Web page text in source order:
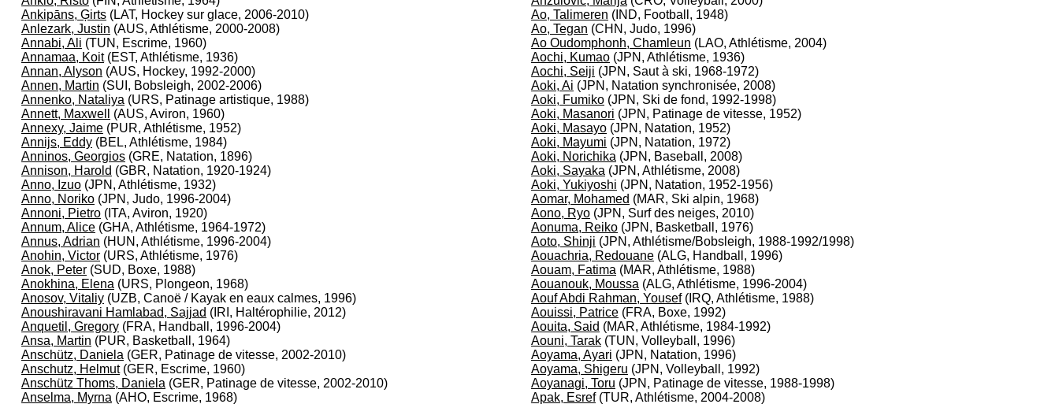
Ankipāns, Ģirts (LAT, Hockey sur glace, 2006-2010)
Anlezark, Justin (AUS, Athlétisme, 2000-2008)
Annabi, Ali (TUN, Escrime, 1960)
Annamaa, Koit(EST, Athlétisme, 1936)
Annan, Alyson (AUS, Hockey, 1992-2000)
Annen, Martin (SUI, Bobsleigh, 2002-2006)
Annenko, Nataliya (URS, Patinage artistique, 1988)
Annett, Maxwell
(AUS, Aviron, 1960)
Annexy, Jaime (PUR, Athlétisme, 1952)
Annijs, Eddy (BEL, Athlétisme, 1984)
Anninos, Georgios (GRE, Natation, 1896)
Annison, Harold (GBR, Natation, 1920-1924)
Anno, Izuo (JPN, Athlétisme, 1932)
Anno, Noriko (JPN, Judo, 1996-2004)
Annoni, Pietro (ITA, Aviron, 1920)
Annum, Alice (GHA, Athlétisme, 1964-1972)
Annus, Adrian (HUN, Athlétisme, 1996-2004)
Anohin, Victor (URS, Athlétisme, 1976)
Anok, Peter (SUD, Boxe, 1988)
Anokhina, Elena (URS, Plongeon, 1968)
Anosov, Vitaliy (UZB, Canoë / Kayak en eaux calmes, 1996)
Anoushiravani Hamlabad, Sajjad (IRI, Haltérophilie, 2012)
Anquetil, Gregory (FRA, Handball, 1996-2004)
Ansa, Martin (PUR, Basketball, 1964)
Anschütz, Daniela (GER, Patinage de vitesse, 2002-2010)
Anschutz, Helmut(GER, Escrime, 1960)
Anschütz Thoms, Daniela (GER, Patinage de vitesse, 2002-2010)
Anselma, Myrna (AHO, Escrime, 1968)
Ao, Talimeren (IND, Football, 1948)
Ao, Tegan (CHN, Judo, 1996)
Ao Oudomphonh, Chamleun (LAO, Athlétisme, 2004)
Aochi, Kumao (JPN, Athlétisme, 1936)
Aochi, Seiji (JPN, Saut à ski, 1968-1972)
Aoki, Ai (JPN, Natation synchronisée, 2008)
Aoki, Fumiko (JPN, Ski de fond, 1992-1998)
Aoki, Masanori (JPN, Patinage de vitesse, 1952)
Aoki, Masayo (JPN, Natation, 1952)
Aoki, Mayumi (JPN, Natation, 1972)
Aoki, Norichika (JPN, Baseball, 2008)
Aoki, Sayaka (JPN, Athlétisme, 2008)
Aoki, Yukiyoshi (JPN, Natation, 1952-1956)
Aomar, Mohamed (MAR, Ski alpin, 1968)
Aono, Ryo (JPN, Surf des neiges, 2010)
Aonuma, Reiko (JPN, Basketball, 1976)
Aoto, Shinji (JPN, Athlétisme/Bobsleigh, 1988-1992/1998)
Aouachria, Redouane (ALG, Handball, 1996)
Aouam, Fatima (MAR, Athlétisme, 1988)
Aouanouk, Moussa (ALG, Athlétisme, 1996-2004)
Aouf Abdi Rahman, Yousef(IRQ, Athlétisme, 1988)
Aouissi, Patrice (FRA, Boxe, 1992)
Aouita, Said (MAR, Athlétisme, 1984-1992)
Aouni, Tarak (TUN, Volleyball, 1996)
Aoyama, Ayari (JPN, Natation, 1996)
Aoyama, Shigeru (JPN, Volleyball, 1992)
Aoyanagi, Toru (JPN, Patinage de vitesse, 1988-1998)
Apak, Esref(TUR, Athlétisme, 2004-2008)